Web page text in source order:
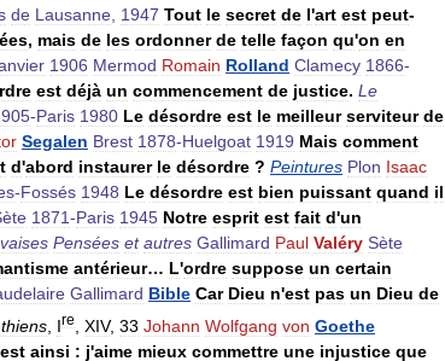
de Lausanne 1947 Tout le secret de l'art est peut-
, mais de les ordonner de telle façon qu'on en
1906 Mermod Romain Rolland Clamecy 1866-
est déjà un commencement de justice. Le
-Paris 1980 Le désordre est le meilleur serviteur de
Segalen Brest 1878-Huelgoat 1919 Mais comment
d'abord instaurer le désordre ? Peintures Plon Isaac
-Fossés 1948 Le désordre est bien puissant quand il
1871-Paris 1945 Notre esprit est fait d'un
Pensées et autres Gallimard Paul Valéry Sète
antérieur… L'ordre suppose un certain
Gallimard Bible Car Dieu n'est pas un Dieu de
Ire XIV, 33 Johann Wolfgang von Goethe
est ainsi : j'aime mieux commettre une injustice que